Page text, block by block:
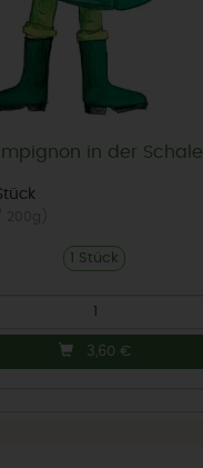
in der Schale
1 Stück
3,60 €